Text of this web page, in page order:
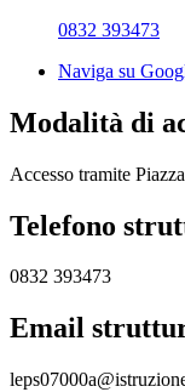
0832 393473
Naviga su
Modalità di
Accesso tramite
Telefono
0832 393473
Email